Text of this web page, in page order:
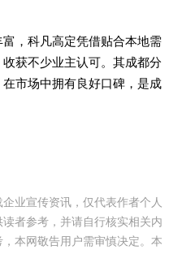
，科凡高定凭借贴合本地需
获不少业主认可。其成都分
市场中拥有良好口碑，是成
业宣传资讯，仅代表作者个人
者参考，并请自行核实相关内
本网敬告用户需审慎决定。本